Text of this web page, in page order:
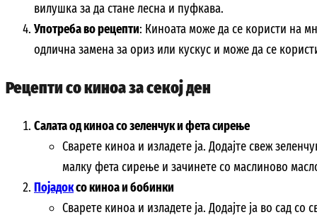
вилушка за да стане лесна и пуфкава.
Употреба во рецепти: Киноата може да се користи на
одлична замена за ориз или кускус и може да се
Рецепти со киноа за секој ден
Салата од киноа со зеленчук и фета сирење
Сварете киноа и изладете ја. Додајте свеж
малку фета сирење и зачинете со маслиново
Појадоксо киноа и бобинки
Сварете киноа и изладете ја. Додајте ја во сад